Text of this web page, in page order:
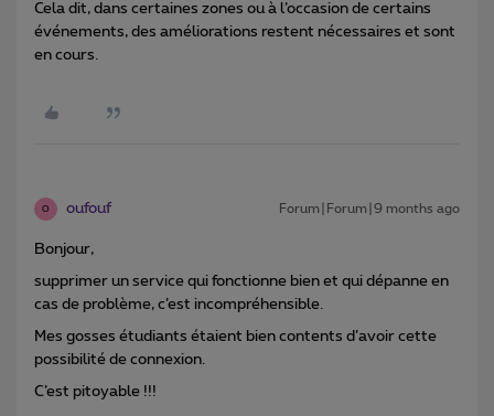
Cela dit, dans certaines zones ou à l’occasion de certains
événements, des améliorations restent nécessaires et sont
en cours.
O oufouf Forum|Forum|9 months ago
Bonjour,
supprimer un service qui fonctionne bien et qui dépanne en
cas de problème, c’est incompréhensible.
Mes gosses étudiants étaient bien contents d’avoir cette
possibilité de connexion.
C’est pitoyable !!!